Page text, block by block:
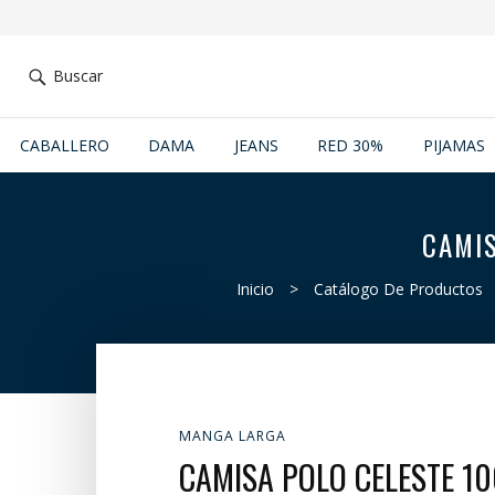
Buscar
CABALLERO DAMA JEANS RED 30% PIJAMAS
Inicio > Catálogo De Productos
MANGA LARGA
CAMISA POLO CELESTE